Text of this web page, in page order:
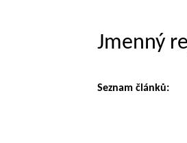
Jmenný
Seznam článků: